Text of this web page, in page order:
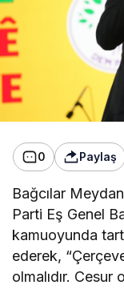
0 Paylaş
Bağcılar
Parti Eş Genel
kamuoyunda
ederek,
olmalıdır. Cesur